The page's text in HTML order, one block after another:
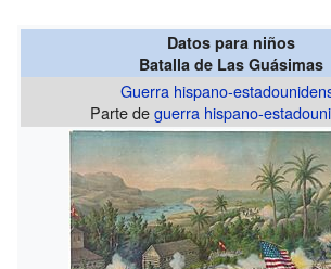
Datos para niños
Batalla de Las Guásimas
Guerra hispano-
Parte deguerra hispano-